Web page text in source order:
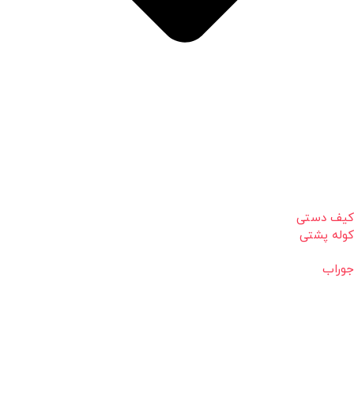
کیف دستی
کوله پشتی
جوراب